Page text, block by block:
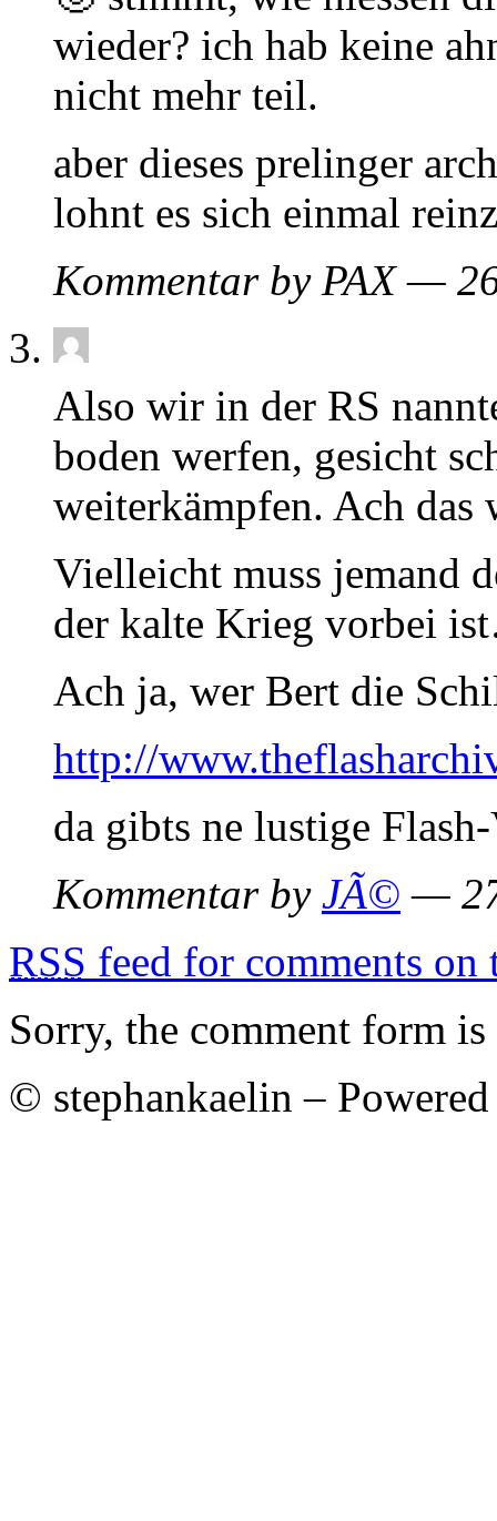
wieder? ich hab keine
nicht mehr teil.
aber dieses prelinger
lohnt es sich einmal
Kommentar by PAX —
Also wir in der RS
boden werfen, gesicht
weiterkämpfen. Ach
Vielleicht muss jemand
der kalte Krieg vorbei
Ach ja, wer Bert die
http://
da gibts ne lustige
Kommentar by JÃ© —
RSS feed for comments on
Sorry, the comment form
© stephankaelin –